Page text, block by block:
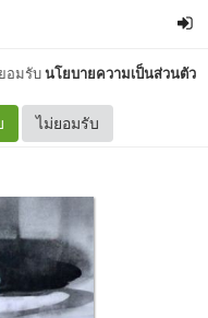
อมรับนโยบายความเป็นส่วนตัว
ไม่ยอมรับ